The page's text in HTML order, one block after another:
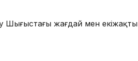
Шығыстағы жағдай мен екіжақты